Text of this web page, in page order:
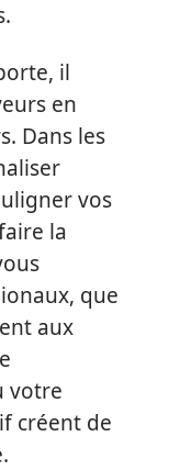
il
en
Dans les
vos
la
que
aux
votre
créent de